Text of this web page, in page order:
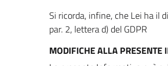
Si ricorda, infine, che Lei ha il
par. 2, lettera d) del GDPR
MODIFICHE ALLA PRESENTE